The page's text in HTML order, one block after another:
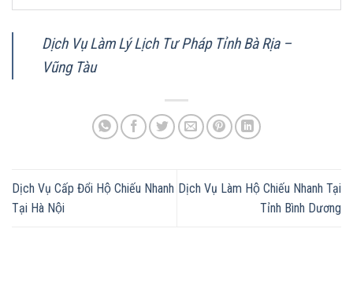
Dịch Vụ Làm Lý Lịch Tư Pháp Tỉnh Bà Rịa –
Vũng Tàu
Dịch Vụ Cấp Đổi Hộ Chiếu Nhanh
Tại Hà Nội
Dịch Vụ Làm Hộ Chiếu Nhanh Tại
Tỉnh Bình Dương